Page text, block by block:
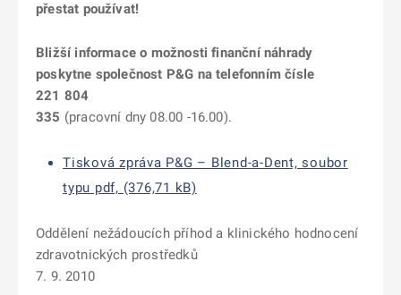
přestat používat!
Bližší informace o možnosti finanční náhrady
poskytne společnost P&G na telefonním čísle
221 804
335 (pracovní dny 08.00 -16.00).
Tisková zpráva P&G – Blend-a-Dent, soubor
typu pdf, (376,71 kB)
Oddělení nežádoucích příhod a klinického hodnocení
zdravotnických prostředků
7. 9. 2010